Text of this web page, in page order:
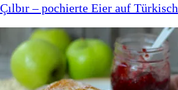
Çılbır – pochierte Eier auf Türkisch